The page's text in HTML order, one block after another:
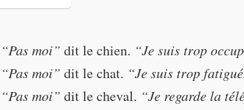
here.)
** “Ouaip” is a spoken, informal version of
“oui”.
“Pas moi” dit le chien. “Je suis trop
“Pas moi” dit le chat. “Je suis trop
“Pas moi” dit le cheval. “Je regarde la